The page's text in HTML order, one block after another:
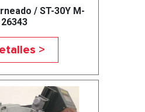
/ ST-30Y M-
26343
>